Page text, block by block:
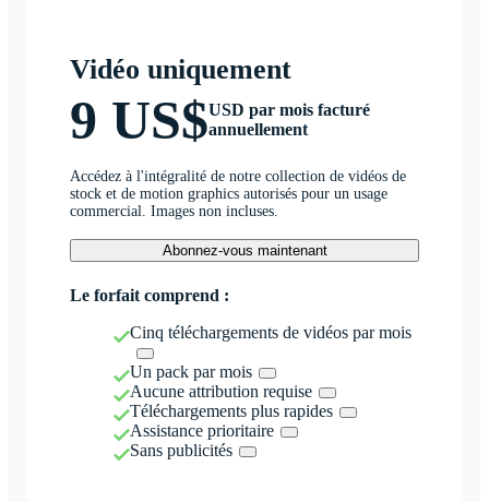
Vidéo uniquement
9 US$USD par mois facturé
annuellement
Accédez à l'intégralité de notre collection de vidéos de
stock et de motion graphics autorisés pour un usage
commercial. Images non incluses.
Abonnez-vous maintenant
Le forfait comprend :
Cinq téléchargements de vidéos par mois
Un pack par mois
Aucune attribution requise
Téléchargements plus rapides
Assistance prioritaire
Sans publicités